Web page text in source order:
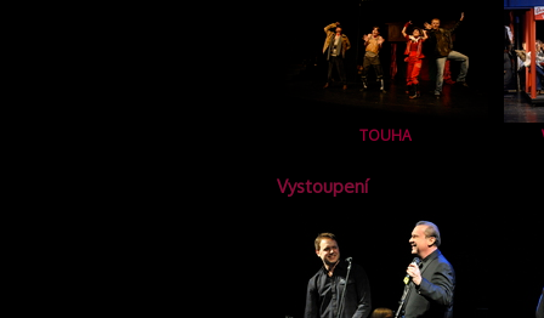
TOUHA
Vystoupení